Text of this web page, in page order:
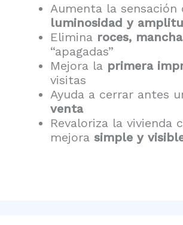
Aumenta la sensación
luminosidad y
Elimina roces,
“apagadas”
Mejora la primera
visitas
Ayuda a cerrar antes
venta
Revaloriza la vivienda
mejora simple y